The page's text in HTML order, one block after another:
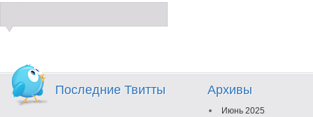
Последние Твитты Архивы
Июнь 2025